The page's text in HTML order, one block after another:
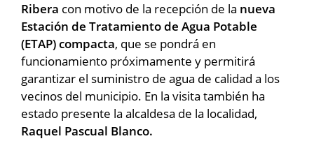
Ribera con motivo de la recepción de la nueva
Estación de Tratamiento de Agua Potable
(ETAP) compacta, que se pondrá en
funcionamiento próximamente y permitirá
garantizar el suministro de agua de calidad a los
vecinos del municipio. En la visita también ha
estado presente la alcaldesa de la localidad,
Raquel Pascual Blanco.